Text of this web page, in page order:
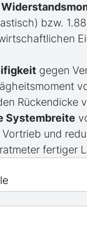
bzw.
gegen
Rückendicke
Systembreite
Vortrieb und
fertiger